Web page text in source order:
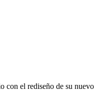
con el rediseño de su nuevo